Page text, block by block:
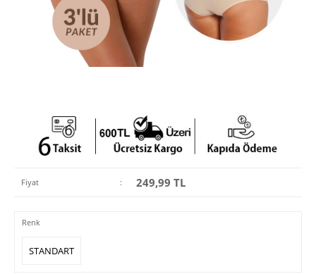
Fiyat : 249,99 TL
Renk
STANDART